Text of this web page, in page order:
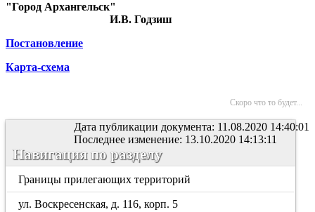
"Город Архангельск"
И.В. Годзиш
Постановление
Карта-схема
Скоро что то будет...
Дата публикации документа: 11.08.2020 14:40:01
Последнее изменение: 13.10.2020 14:13:11
Навигация по разделу
Границы прилегающих территорий
ул. Воскресенская, д. 116, корп. 5